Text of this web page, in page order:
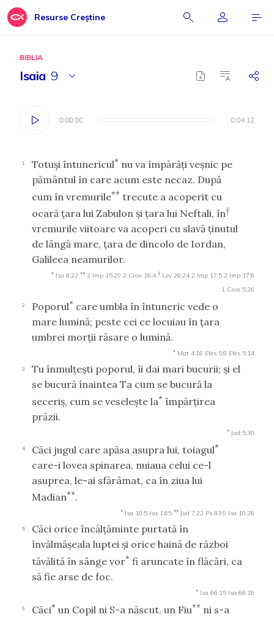
Resurse Creștine
BIBLIA
Isaia 9
0:00:00 0:04:12
0:00:00 0:04:12
1 Totuşi întunericul* nu va împărăţi veşnic pe
pământul în care acum este necaz. După
cum în vremurile** trecute a acoperit cu
ocară ţara lui Zabulon şi ţara lui Neftali, în†
vremurile viitoare va acoperi cu slavă ţinutul
de lângă mare, ţara de dincolo de Iordan,
Galileea neamurilor.
* Isa 8:22 ** 2 Imp 15:29 2 Cron 16:4 † Lev 26:24 2 Imp 17:5 2 Imp 17:6
1 Cron 5:26
2 Poporul* care umbla în întuneric vede o
mare lumină; peste cei ce locuiau în ţara
umbrei morţii răsare o lumină.
* Mat 4:16 Efes 5:8 Efes 5:14
3
Tu înmulţeşti poporul, îi dai mari bucurii; şi el
se bucură înaintea Ta cum se bucură la
seceriş, cum se veseleşte la* împărţirea
prăzii.
* Jud 5:30
4 Căci jugul care apăsa asupra lui, toiagul*
care-i lovea spinarea, nuiaua celui ce-l
asuprea, le-ai sfărâmat, ca în ziua lui
Madian**.
* Isa 10:5 Isa 14:5 ** Jud 7:22 Ps 83:9 Isa 10:26
5
Căci orice încălţăminte purtată în
învălmăşeala luptei şi orice haină de război
tăvălită în sânge vor* fi aruncate în flăcări, ca
să fie arse de foc.
* Isa 66:15 Isa 66:16
6 Căci* un Copil ni S-a născut, un Fiu** ni s-a